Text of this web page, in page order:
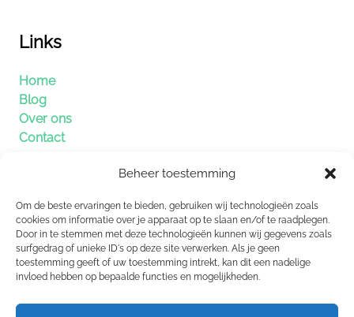
Beheer toestemming
Om de beste ervaringen te bieden, gebruiken wij technologieën zoals
cookies om informatie over je apparaat op te slaan en/of te raadplegen.
Door in te stemmen met deze technologieën kunnen wij gegevens zoals
surfgedrag of unieke ID's op deze site verwerken. Als je geen
toestemming geeft of uw toestemming intrekt, kan dit een nadelige
invloed hebben op bepaalde functies en mogelijkheden.
Links
Home
Blog
Over ons
Contact
Algemeen
Duurzaamheid
Eten en drinken
Lifestyle